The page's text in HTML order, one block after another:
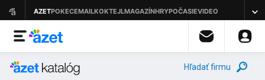
Hľadať firmu